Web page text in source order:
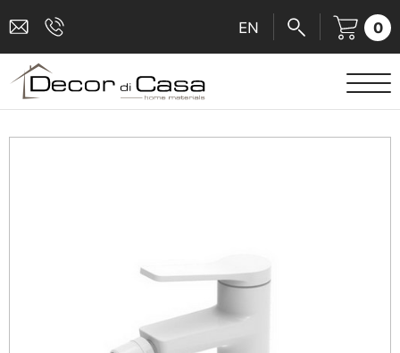
EN 0
ΕΙΔΗ ΥΓΙΕΙΝΗΣ